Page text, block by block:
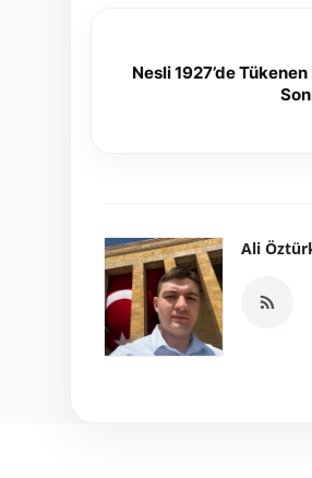
Nesli 1927’de
Ali